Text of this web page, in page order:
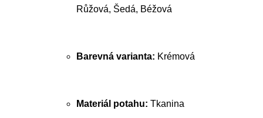
Růžová, Šedá, Béžová
Barevná varianta: Krémová
Materiál potahu: Tkanina